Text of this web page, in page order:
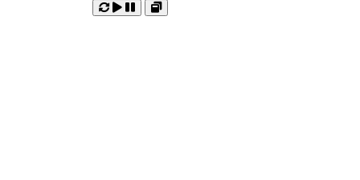
Carregant
Reproduir
Pausar
Open